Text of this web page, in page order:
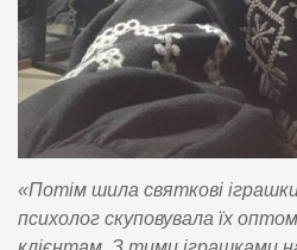
«Потім шила святкові
психолог скуповувала їх